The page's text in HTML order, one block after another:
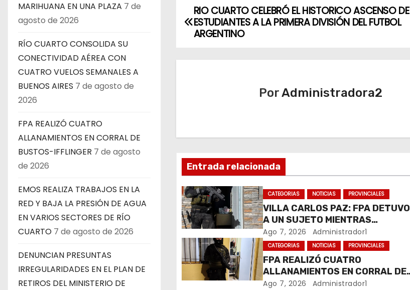
MARIHUANA EN UNA PLAZA 7 de
agosto de 2026
RÍO CUARTO CONSOLIDA SU
CONECTIVIDAD AÉREA CON
CUATRO VUELOS SEMANALES A
BUENOS AIRES 7 de agosto de
2026
FPA REALIZÓ CUATRO
ALLANAMIENTOS EN CORRAL DE
BUSTOS-IFFLINGER 7 de agosto
de 2026
EMOS REALIZA TRABAJOS EN LA
RED Y BAJA LA PRESIÓN DE AGUA
EN VARIOS SECTORES DE RÍO
CUARTO 7 de agosto de 2026
DENUNCIAN PRESUNTAS
IRREGULARIDADES EN EL PLAN DE
RETIROS DEL MINISTERIO DE
N
v
c
i
ó
n
d
e
e
RIO CUARTO CELEBRÓ EL HISTORICO ASCENSO DE
ESTUDIANTES A LA PRIMERA DIVISIÓN DEL FUTBOL
ARGENTINO
PorAdministradora2
Entrada relacionada
CATEGORIAS NOTICIAS PROVINCIALES
VILLA CARLOS PAZ: FPA DETUVO
A UN SUJETO MIENTRAS
COMERCIALIZABA COCAÍNA Y
MARIHUANA EN UNA PLAZA
Ago 7, 2026 Administrador1
CATEGORIAS NOTICIAS PROVINCIALES
FPA REALIZÓ CUATRO
ALLANAMIENTOS EN CORRAL DE
BUSTOS-IFFLINGER
Ago 7, 2026 Administrador1